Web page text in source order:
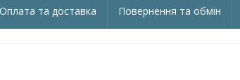
Оплата та доставка Повернення та обмін